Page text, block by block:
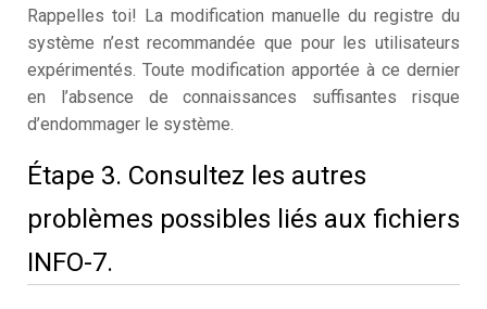
Rappelles toi! La modification manuelle du registre du
système n’est recommandée que pour les utilisateurs
expérimentés. Toute modification apportée à ce dernier
en l’absence de connaissances suffisantes risque
d’endommager le système.
Étape 3. Consultez les autres
problèmes possibles liés aux fichiers
INFO-7.